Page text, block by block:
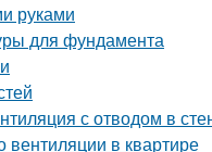
руками
для фундамента
с отводом в
вентиляции в квартире